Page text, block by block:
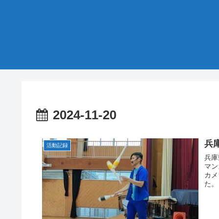
2024-11-20
活動記録 兵
兵
マ
カ
た